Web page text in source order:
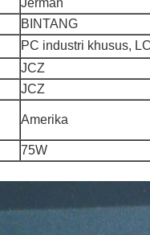
Jerman
BINTANG
PC industri khusus,
JCZ
JCZ
Amerika
75W